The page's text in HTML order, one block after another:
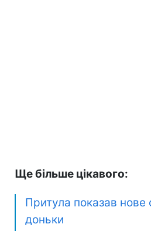
Ще більше цікавого:
Притула показав нове
доньки